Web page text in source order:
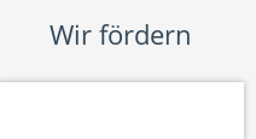
Wir fördern